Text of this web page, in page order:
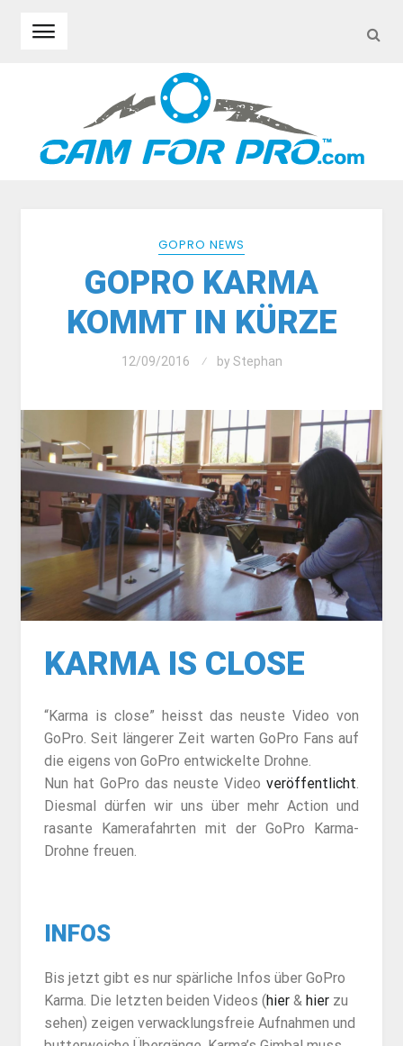
GOPRO NEWS
GOPRO KARMA
KOMMT IN KÜRZE
12/09/2016 by Stephan
KARMA IS CLOSE
“Karma is close” heisst das neuste Video von
GoPro. Seit längerer Zeit warten GoPro Fans auf
die eigens von GoPro entwickelte Drohne.
Nun hat GoPro das neuste Videoveröffentlicht
Diesmal dürfen wir uns über mehr Action und
rasante Kamerafahrten mit der GoPro Karma-
Drohne freuen.
INFOS
Bis jetzt gibt es nur spärliche Infos über GoPro
Karma. Die letzten beiden Videos (hier& hierzu
sehen) zeigen verwacklungsfreie Aufnahmen und